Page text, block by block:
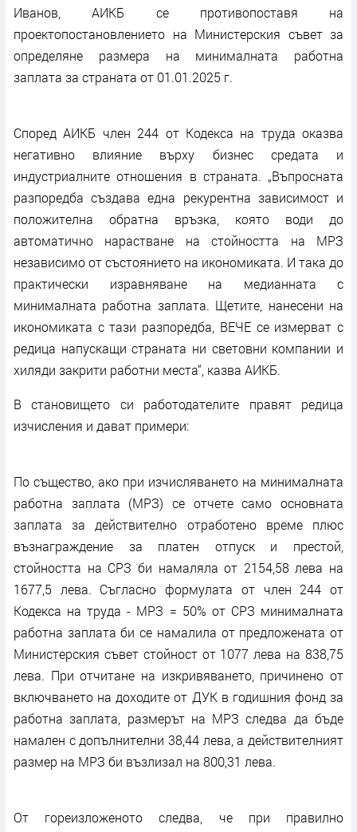
Иванов, АИКБ се противопоставя на
проектопостановлението на Министерския съвет за
определяне размера на минималната работна
заплата за страната от 01.01.2025 г.
Според АИКБ член 244 от Кодекса на труда оказва
негативно влияние върху бизнес средата и
индустриалните отношения в страната. „Въпросната
разпоредба създава една рекурентна зависимост и
положителна обратна връзка, която води до
автоматично нарастване на стойността на МРЗ
независимо от състоянието на икономиката. И така до
практически изравняване на медианната с
минималната работна заплата. Щетите, нанесени на
икономиката с тази разпоредба, ВЕЧЕ се измерват с
редица напускащи страната ни световни компании и
хиляди закрити работни места“, казва АИКБ.
В становището си работодателите правят редица
изчисления и дават примери:
По същество, ако при изчисляването на минималната
работна заплата (МРЗ) се отчете само основната
заплата за действително отработено време плюс
възнаграждение за платен отпуск и престой,
стойността на СРЗ би намаляла от 2154,58 лева на
1677,5 лева. Съгласно формулата от член 244 от
Кодекса на труда - МРЗ = 50% от СРЗ минималната
работна заплата би се намалила от предложената от
Министерския съвет стойност от 1077 лева на 838,75
лева. При отчитане на изкривяването, причинено от
включването на доходите от ДУК в годишния фонд за
работна заплата, размерът на МРЗ следва да бъде
намален с допълнителни 38,44 лева, а действителният
размер на МРЗ би възлизал на 800,31 лева.
От гореизложеното следва, че при правилно